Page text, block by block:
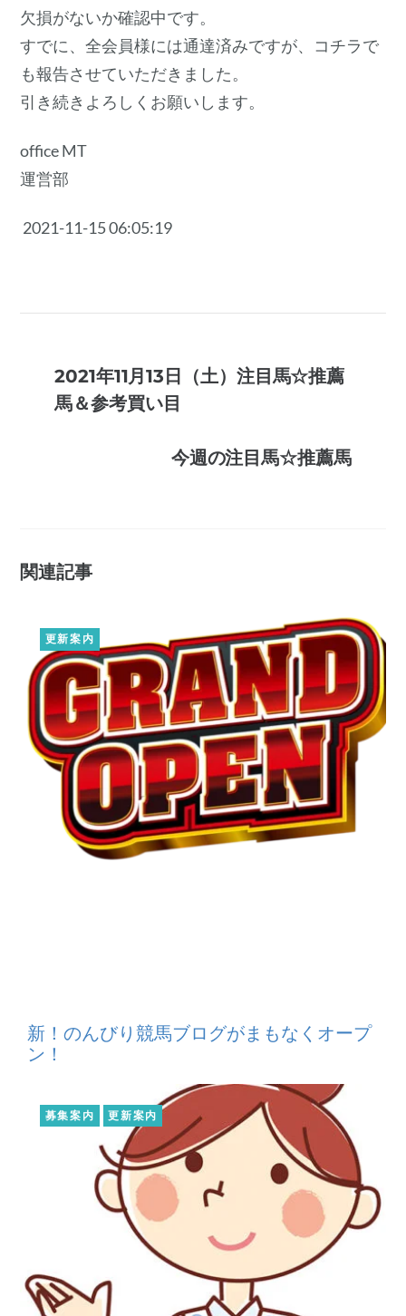
欠損がないか確認中です。
すでに、全会員様には通達済みですが、コチラで
も報告させていただきました。
引き続きよろしくお願いします。
office MT
運営部
2021-11-15 06:05:19
2021年11月13日（土）注目馬☆推薦
馬＆参考買い目
今週の注目馬☆推薦馬
関連記事
更新案内
新！のんびり競馬ブログがまもなくオープ
ン！
募集案内 更新案内